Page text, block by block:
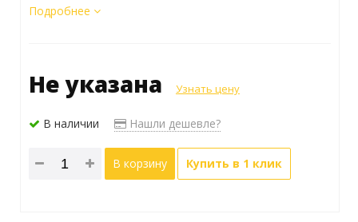
Подробнее
Не указана Узнать цену
В наличии Нашли дешевле?
В корзину Купить в 1 клик